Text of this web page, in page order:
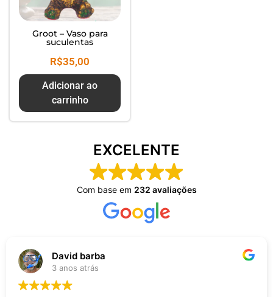
Groot – Vaso para
suculentas
R$35,00
Adicionar ao
carrinho
EXCELENTE
Com base em 232 avaliações
David barba
3 anos atrás